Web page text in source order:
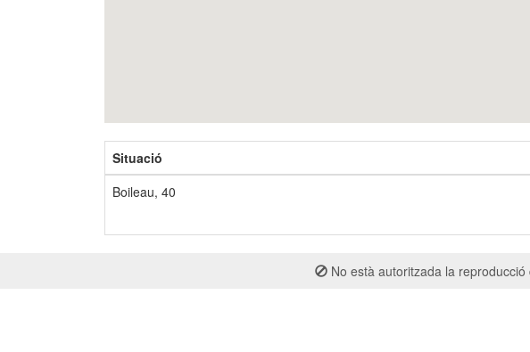
Situació
Boileau, 40
No està autoritzada la